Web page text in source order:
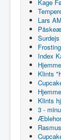
Kage
Lars
Index
Klints
Klints
3 -